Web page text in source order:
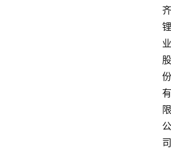
齐
锂
业
股
份
有
限
公
司